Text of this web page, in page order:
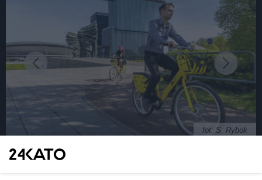
fot: S. Rybok